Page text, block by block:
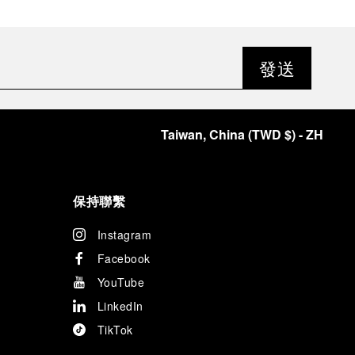
發送
Taiwan, China(TWD $)- ZH
保持聯繫
Instagram
Facebook
YouTube
LinkedIn
TikTok